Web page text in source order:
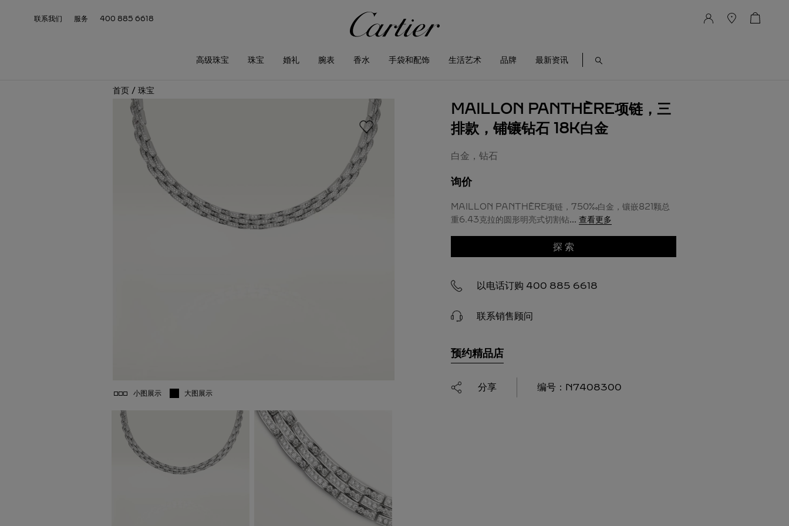
联系我们 服务 400 885 6618
高级珠宝 珠宝 婚礼 腕表 香水 手袋和配饰 生活艺术 品牌 最新资讯
首页 / 珠宝
小图展示 大图展示
MAILLON PANTHÈRE项链，三
排款，铺镶钻石 18K白金
白金，钻石
询价
MAILLON PANTHÈRE项链，750‰白金，镶嵌821颗总
重6.43克拉的圆形明亮式切割钻... 查看更多
探 索
以电话订购 400 885 6618
联系销售顾问
预约精品店
分享 编号： N7408300